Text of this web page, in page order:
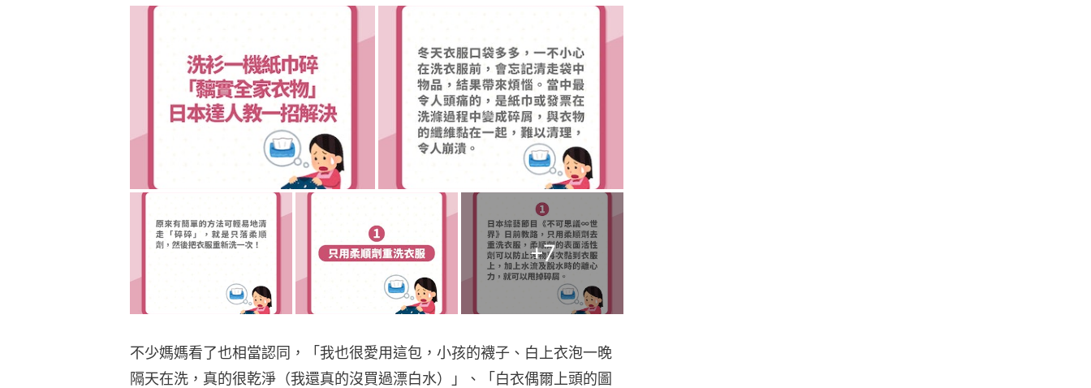
+7
不少媽媽看了也相當認同，「我也很愛用這包，小孩的襪子、白上衣泡一晚
隔天在洗，真的很乾淨（我還真的沒買過漂白水）」、「白衣偶爾上頭的圖